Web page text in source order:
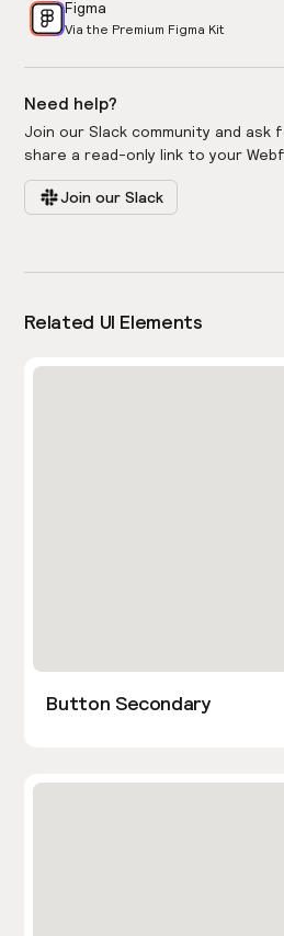
Figma
Via the Premium Figma Kit
Need help?
Join our Slack community and ask
share a read-only link to your
Join our Slack
Related UI Elements
Button Secondary